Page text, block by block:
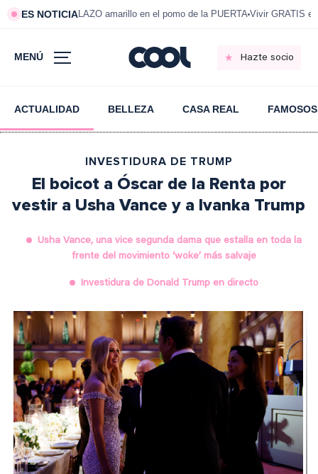
ES NOTICIALAZO amarillo en el pomo de la PUERTA Vivir GRATIS
MENÚ Hazte socio
ACTUALIDAD BELLEZA CASA REAL FAMOSOS
INVESTIDURA DE TRUMP
El boicot a Óscar de la Renta por
vestir a Usha Vance y a Ivanka Trump
Usha Vance, una vice segunda dama que estalla en toda la
frente del movimiento ‘woke’ más salvaje
Investidura de Donald Trump en directo